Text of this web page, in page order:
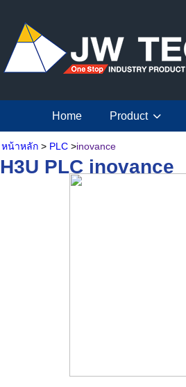
Home Product
หน้าหลัก > PLC >inovance
H3U PLC inovance